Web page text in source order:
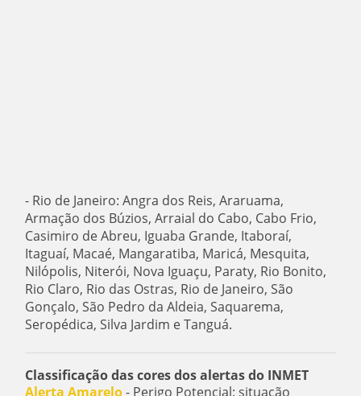
- Rio de Janeiro: Angra dos Reis, Araruama,
Armação dos Búzios, Arraial do Cabo, Cabo Frio,
Casimiro de Abreu, Iguaba Grande, Itaboraí,
Itaguaí, Macaé, Mangaratiba, Maricá, Mesquita,
Nilópolis, Niterói, Nova Iguaçu, Paraty, Rio Bonito,
Rio Claro, Rio das Ostras, Rio de Janeiro, São
Gonçalo, São Pedro da Aldeia, Saquarema,
Seropédica, Silva Jardim e Tanguá.
Classificação das cores dos alertas do INMET
Alerta Amarelo- Perigo Potencial: situação